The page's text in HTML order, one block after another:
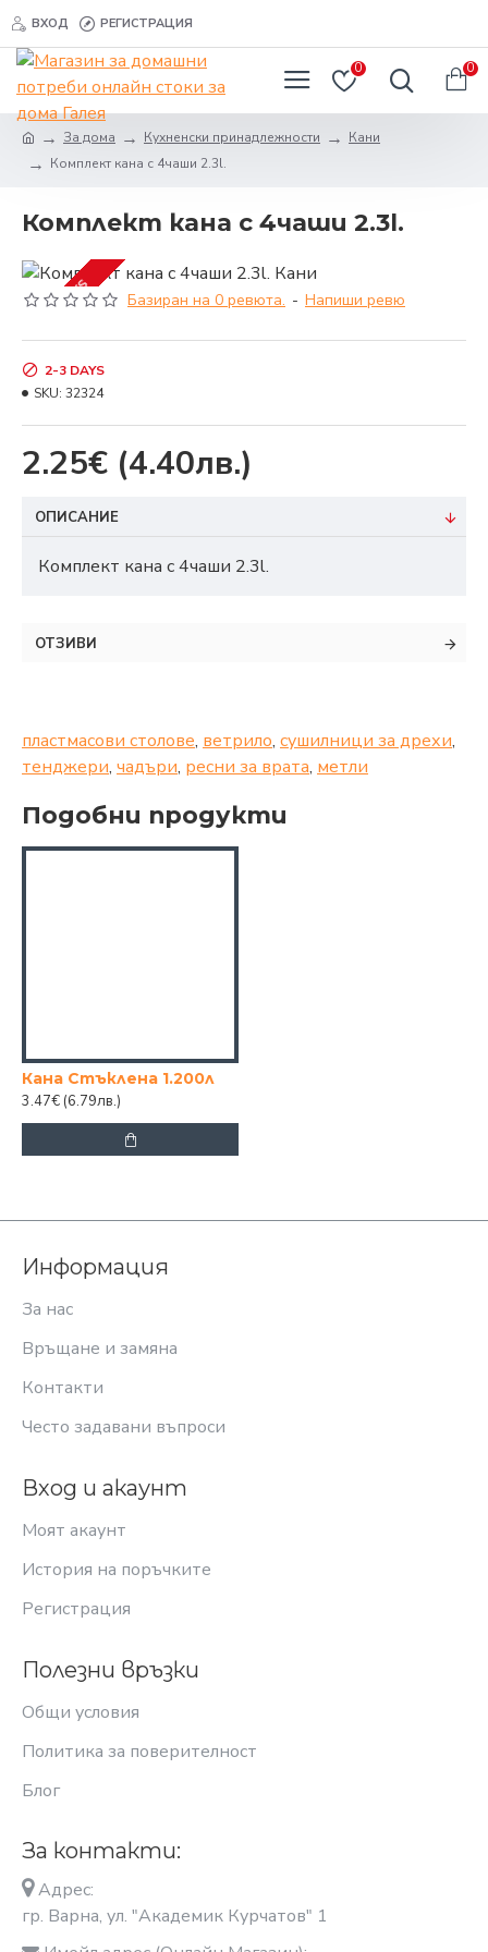
ВХОД РЕГИСТРАЦИЯ
0 0
За дома Кухненски принадлежности
Кани
Комплект кана с 4чаши 2.3l.
Комплект кана с 4чаши 2.3l.
2-3 DAYS Базиран на 0 ревюта. - Напиши ревю
2.25€ (4.40лв.)
2-3 DAYS
SKU: 32324
ОПИСАНИЕ
Комплект кана с 4чаши 2.3l.
ОТЗИВИ
пластмасови столове, ветрило, сушилници за дрехи,
тенджери, чадъри, ресни за врата, метли
Подобни продукти
Кана Стъклена 1.200л
3.47€ (6.79лв.)
Информация
За нас
Връщане и замяна
Контакти
Често задавани въпроси
Вход и акаунт
Моят акаунт
История на поръчките
Регистрация
Полезни връзки
Общи условия
Политика за поверителност
Блог
За контакти:
Адрес:
гр. Варна, ул. "Академик Курчатов" 1